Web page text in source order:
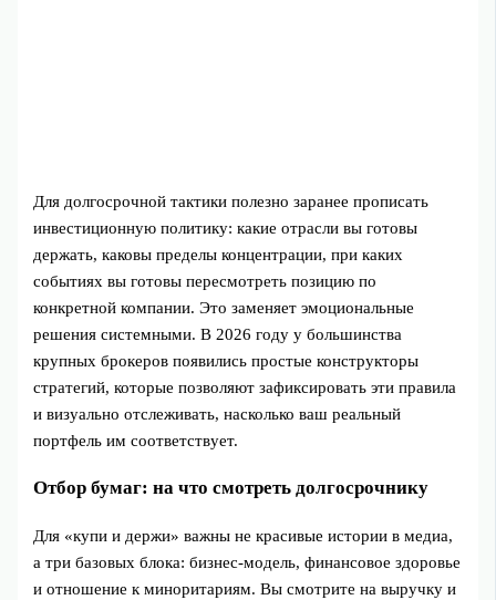
Для долгосрочной тактики полезно заранее прописать
инвестиционную политику: какие отрасли вы готовы
держать, каковы пределы концентрации, при каких
событиях вы готовы пересмотреть позицию по
конкретной компании. Это заменяет эмоциональные
решения системными. В 2026 году у большинства
крупных брокеров появились простые конструкторы
стратегий, которые позволяют зафиксировать эти правила
и визуально отслеживать, насколько ваш реальный
портфель им соответствует.
Отбор бумаг: на что смотреть долгосрочнику
Для «купи и держи» важны не красивые истории в медиа,
а три базовых блока: бизнес‑модель, финансовое здоровье
и отношение к миноритариям. Вы смотрите на выручку и